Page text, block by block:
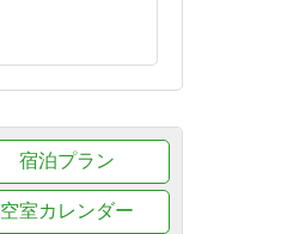
詳しく見る
宿泊プラン
空室カレンダー